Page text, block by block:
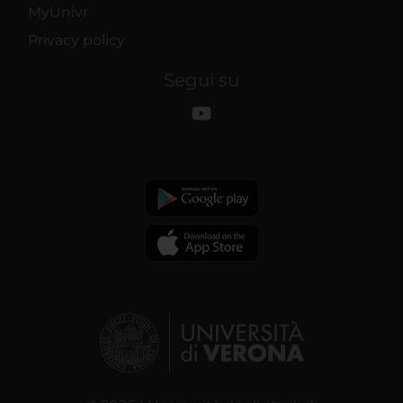
MyUnivr
Privacy policy
Segui su